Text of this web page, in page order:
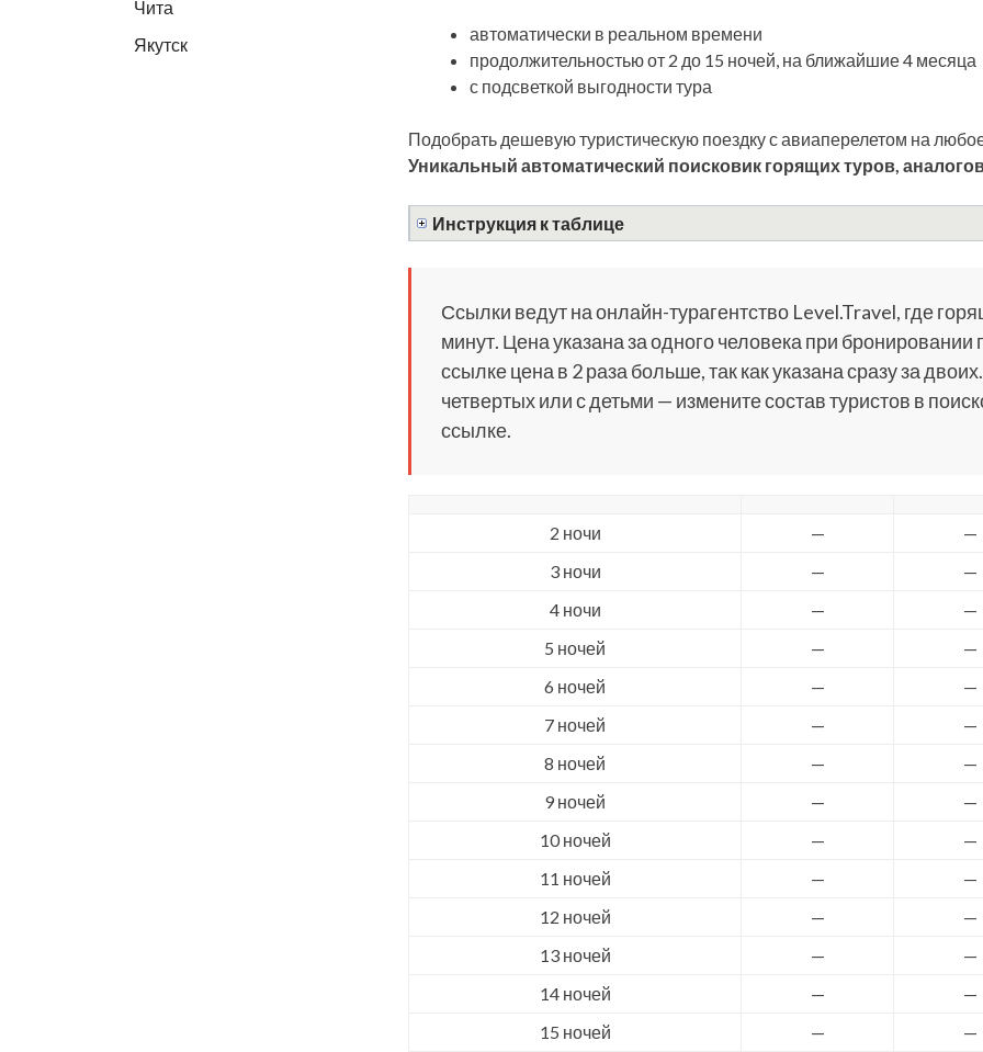
автоматически в реальном времени
продолжительностью от 2 до 15 ночей, на ближайшие 4 месяца
с подсветкой выгодности тура
Подобрать дешевую туристическую поездку с авиаперелетом на
Уникальный автоматический поисковик горящих туров, аналогов
Инструкция к таблице
Ссылки ведут на онлайн-турагентство Level.Travel, где
минут. Цена указана за одного человека при
ссылке цена в 2 раза больше, так как указана сразу за
четвертых или с детьми — измените состав туристов в
ссылке.
2 ночи — —
3 ночи
— —
4 ночи
— —
5 ночей
— —
6 ночей
— —
7 ночей
— —
8 ночей
— —
9 ночей
— —
10 ночей
— —
11 ночей
— —
12 ночей
— —
13 ночей
— —
14 ночей
— —
15 ночей
— —
Чита
Якутск